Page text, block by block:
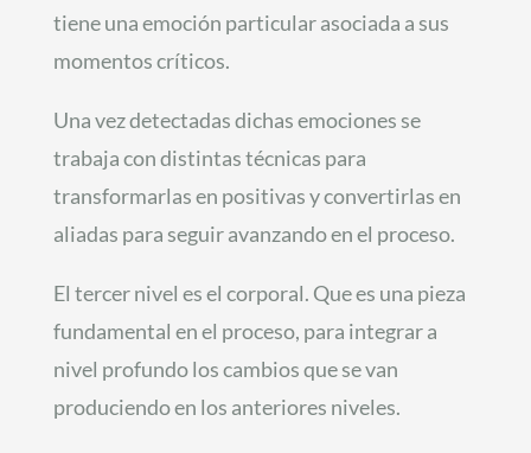
tiene una emoción particular asociada a sus
momentos críticos.
Una vez detectadas dichas emociones se
trabaja con distintas técnicas para
transformarlas en positivas y convertirlas en
aliadas para seguir avanzando en el proceso.
El tercer nivel es el corporal. Que es una pieza
fundamental en el proceso, para integrar a
nivel profundo los cambios que se van
produciendo en los anteriores niveles.